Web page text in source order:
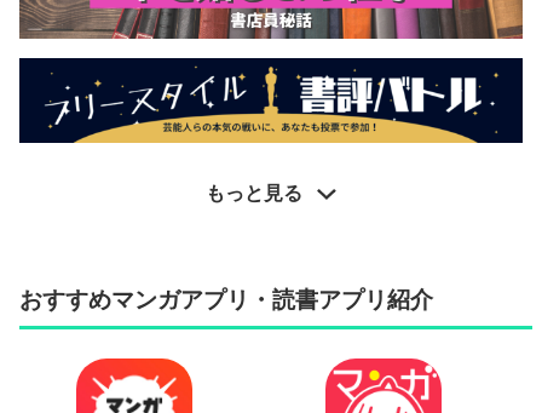
もっと見る
おすすめマンガアプリ・読書アプリ紹介